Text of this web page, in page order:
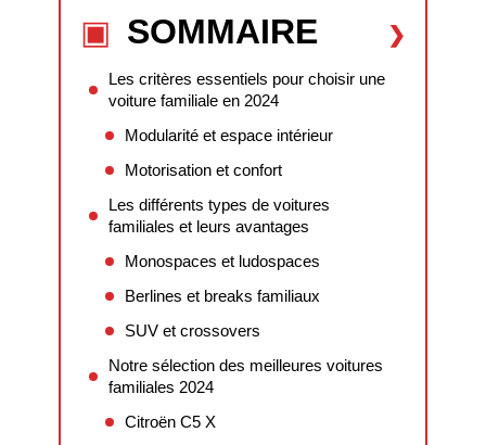
SOMMAIRE
Les critères essentiels pour choisir une
voiture familiale en 2024
Modularité et espace intérieur
Motorisation et confort
Les différents types de voitures
familiales et leurs avantages
Monospaces et ludospaces
Berlines et breaks familiaux
SUV et crossovers
Notre sélection des meilleures voitures
familiales 2024
Citroën C5 X